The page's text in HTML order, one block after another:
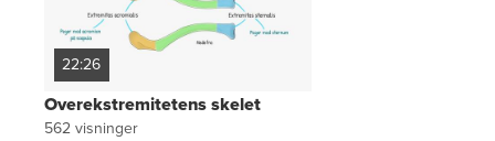
22:26
Overekstremitetens skelet
562visninger